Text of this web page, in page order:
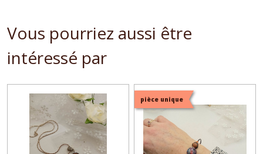
Vous pourriez aussi être
intéressé par
pièce unique